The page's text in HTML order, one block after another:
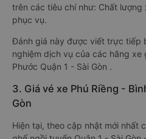
trên các tiêu chí như: Chất
phục vụ.
Đánh giá này được viết trực tiếp
nghiệm dịch vụ của các hãng xe
Phước Quận 1 - Sài Gòn .
3. Giá vé xe Phú Riềng -
Gòn
Hiện tại, theo cập nhật mới nhất